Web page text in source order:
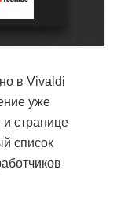
в Vivaldi
уже
странице
список